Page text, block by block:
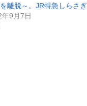
離脱～。JR特急しらさぎ
9月7日